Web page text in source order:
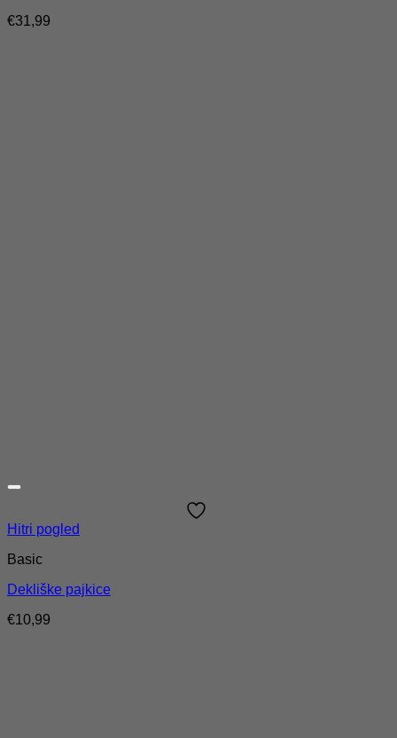
€31,99
Hitri pogled
Basic
Dekliške pajkice
€10,99